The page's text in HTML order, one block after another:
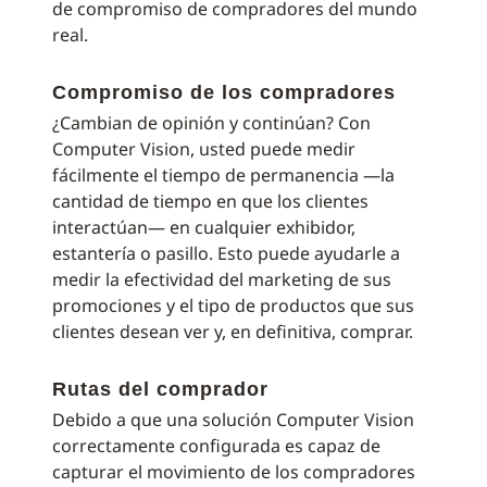
de compromiso de compradores del mundo
real.
Compromiso de los compradores
¿Cambian de opinión y continúan? Con
Computer Vision, usted puede medir
fácilmente el tiempo de permanencia —la
cantidad de tiempo en que los clientes
interactúan— en cualquier exhibidor,
estantería o pasillo. Esto puede ayudarle a
medir la efectividad del marketing de sus
promociones y el tipo de productos que sus
clientes desean ver y, en definitiva, comprar.
Rutas del comprador
Debido a que una solución Computer Vision
correctamente configurada es capaz de
capturar el movimiento de los compradores